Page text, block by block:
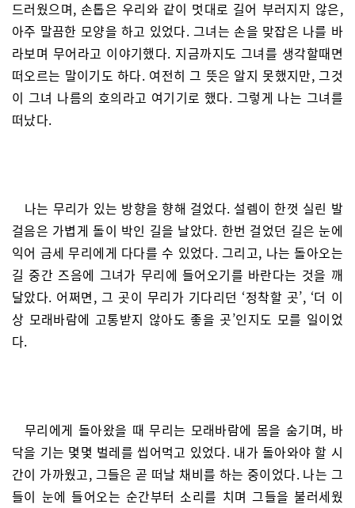
드러웠으며, 손톱은 우리와 같이 멋대로 길어 부러지지 않은,
아주 말끔한 모양을 하고 있었다. 그녀는 손을 맞잡은 나를 바
라보며 무어라고 이야기했다. 지금까지도 그녀를 생각할때면
떠오르는 말이기도 하다. 여전히 그 뜻은 알지 못했지만, 그것
이 그녀 나름의 호의라고 여기기로 했다. 그렇게 나는 그녀를
떠났다.
나는 무리가 있는 방향을 향해 걸었다. 설렘이 한껏 실린 발
걸음은 가볍게 돌이 박인 길을 날았다. 한번 걸었던 길은 눈에
익어 금세 무리에게 다다를 수 있었다. 그리고, 나는 돌아오는
길 중간 즈음에 그녀가 무리에 들어오기를 바란다는 것을 깨
달았다. 어쩌면, 그 곳이 무리가 기다리던 ‘정착할 곳’, ‘더 이
상 모래바람에 고통받지 않아도 좋을 곳’인지도 모를 일이었
다.
무리에게 돌아왔을 때 무리는 모래바람에 몸을 숨기며, 바
닥을 기는 몇몇 벌레를 씹어먹고 있었다. 내가 돌아와야 할 시
간이 가까웠고, 그들은 곧 떠날 채비를 하는 중이었다. 나는 그
들이 눈에 들어오는 순간부터 소리를 치며 그들을 불러세웠